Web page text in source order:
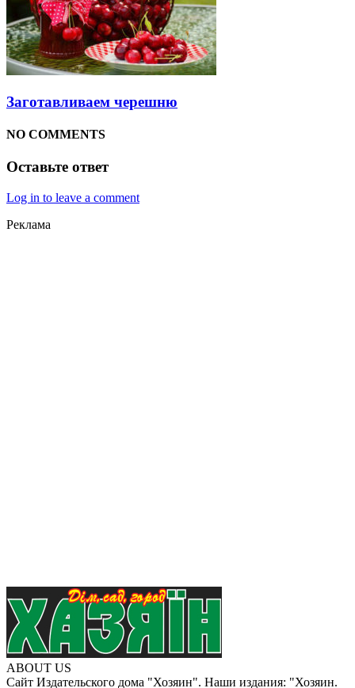
Заготавливаем черешню
NO COMMENTS
Оставьте ответ
Log in to leave a comment
Реклама
ABOUT US
Сайт Издательского дома "Хозяин". Наши издания: "Хозяин.